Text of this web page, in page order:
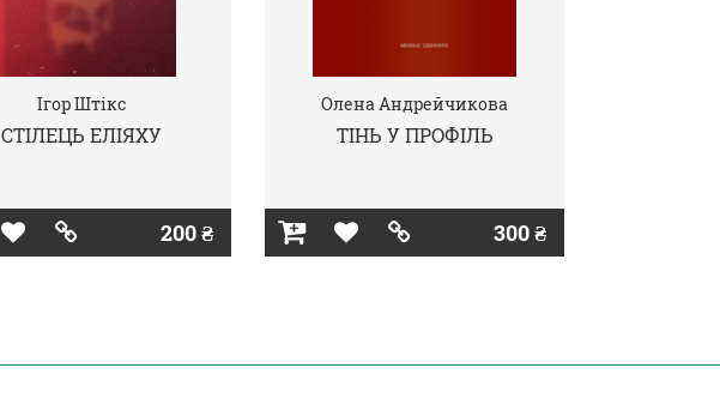
Ігор Штікс
СТІЛЕЦЬ ЕЛІЯХУ
200 ₴
Олена Андрейчикова
ТІНЬ У ПРОФІЛЬ
300 ₴